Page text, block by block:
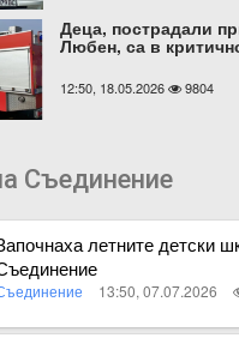
Деца, пострадали
Любен, са в
12:50, 18.05.2026 9804
Съединение
летните детски
13:50, 07.07.2026
съдържание